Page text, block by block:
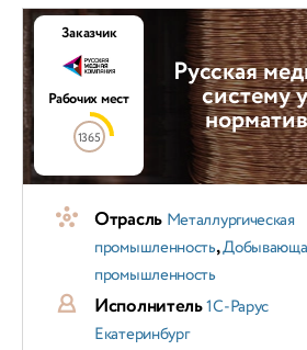
Русская
систему
Заказчик
Рабочих мест
1365
Отрасль Металлургическая
промышленность,
промышленность
Исполнитель1С-Рарус
Екатеринбург